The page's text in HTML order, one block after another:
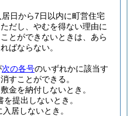
日から7日以内に町営住宅
ただし、やむを得ない理由に
とができないときは、あら
ばならない。
次の各号のいずれかに該当す
すことができる。
金を納付しないとき。
提出しないとき。
居しないとき。